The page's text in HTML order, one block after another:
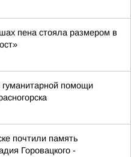
пена стояла размером в
гуманитарной помощи
почтили память
Горовацкого -